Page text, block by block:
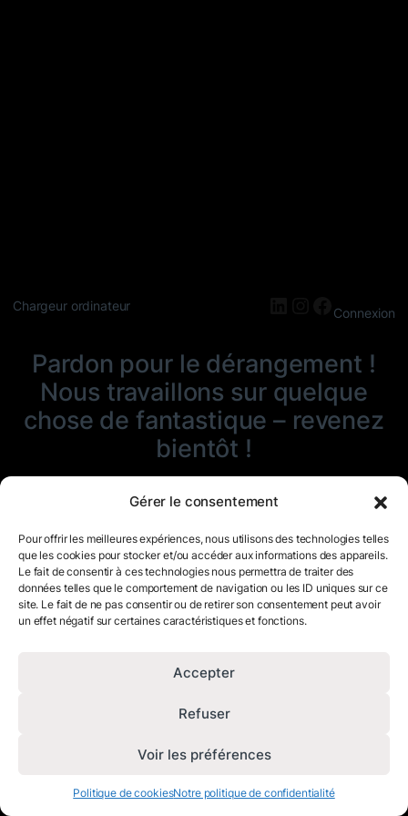
Gérer le consentement
Pour offrir les meilleures expériences, nous utilisons des technologies telles
que les cookies pour stocker et/ou accéder aux informations des appareils.
Le fait de consentir à ces technologies nous permettra de traiter des
données telles que le comportement de navigation ou les ID uniques sur ce
site. Le fait de ne pas consentir ou de retirer son consentement peut avoir
un effet négatif sur certaines caractéristiques et fonctions.
Accepter
Refuser
Voir les préférences
Politique de cookiesNotre politique de confidentialité
Chargeur ordinateur LinkedIn
Instagram
Connexion
Pardon pour le dérangement !
Nous travaillons sur quelque
chose de fantastique – revenez
bientôt !